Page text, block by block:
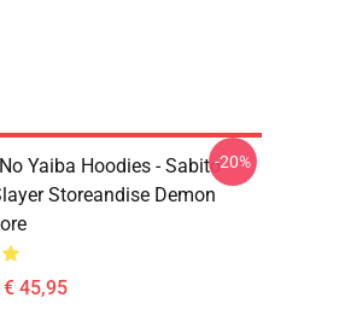
Yaiba Hoodies - Sabito
Storeandise Demon
45,95
-20%